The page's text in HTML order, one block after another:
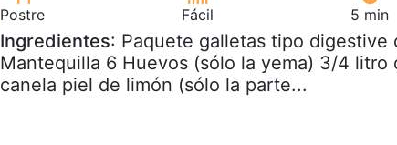
Postre Fácil 5 min
Ingredientes: Paquete galletas tipo digestive
Mantequilla 6 Huevos (sólo la yema) 3/4 litro
canela piel de limón (sólo la parte...